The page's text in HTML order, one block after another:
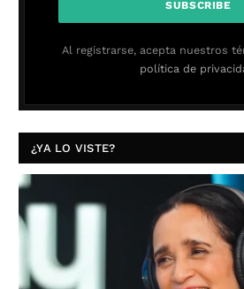
Al registrarse, acepta nuestros
política de
¿YA LO VISTE?